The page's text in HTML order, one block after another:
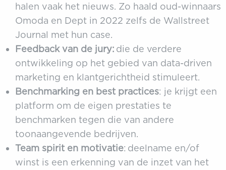
halen vaak het nieuws. Zo haald oud-winnaars
Omoda en Dept in 2022 zelfs de Wallstreet
Journal met hun case.
Feedback van de jury: die de verdere
ontwikkeling op het gebied van data-driven
marketing en klantgerichtheid stimuleert.
Benchmarking en best practices: je krijgt een
platform om de eigen prestaties te
benchmarken tegen die van andere
toonaangevende bedrijven.
Team spirit en motivatie: deelname en/of
winst is een erkenning van de inzet van het